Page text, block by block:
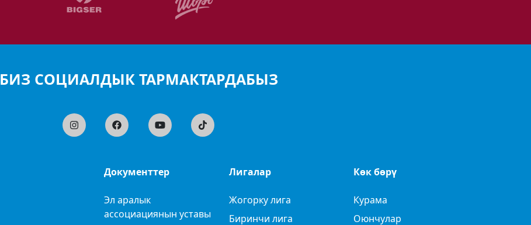
БИЗ СОЦИАЛДЫК ТАРМАКТАРДАБЫЗ
Документтер
Эл аралык
ассоциациянын уставы
Лигалар
Жогорку лига
Биринчи лига
Көк бөрү
Курама
Оюнчулар